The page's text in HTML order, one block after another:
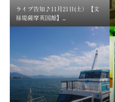
ライブ告知♪11月21日(土）【文
禄堤薩摩英国館】...